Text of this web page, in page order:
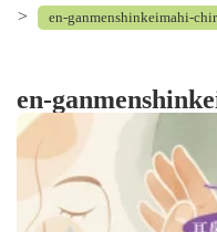
> en-ganmenshinkeimahi-
en-